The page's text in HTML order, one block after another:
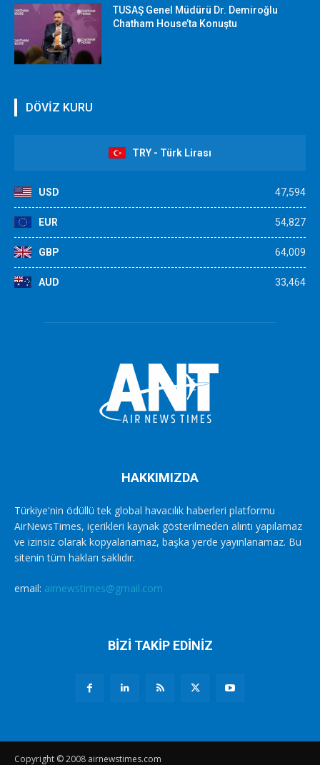
TUSAŞ Genel Müdürü Dr. Demiroğlu
Chatham House’ta Konuştu
DÖVİZ KURU
TRY - Türk Lirası
USD 47,594
EUR 54,827
GBP 64,009
AUD 33,464
HAKKIMIZDA
Türkiye'nin ödüllü tek global havacılık haberleri platformu
AirNewsTimes, içerikleri kaynak gösterilmeden alıntı yapılamaz
ve izinsiz olarak kopyalanamaz, başka yerde yayınlanamaz. Bu
sitenin tüm hakları saklıdır.
email: airnewstimes@gmail.com
BİZİ TAKİP EDİNİZ
Copyright © 2008 airnewstimes.com